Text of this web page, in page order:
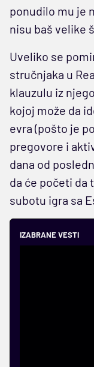
ponudilo mu je
nisu baš velike
Uveliko se
stručnjaka u
klauzulu iz
kojoj može da
evra (pošto je
pregovore i
dana od
da će početi da
subotu igra sa
IZABRANE VESTI